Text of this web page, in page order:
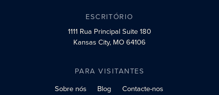
ESCRITÓRIO
1111 Rua PrincipalSuite 180
Kansas City, MO 64106
PARA VISITANTES
Sobre nós
Blog
Contacte-nos